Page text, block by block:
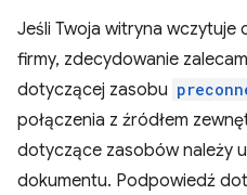
Jeśli Twoja witryna wczytuje
firmy, zdecydowanie
dotyczącej zasobu
połączenia z źródłem
dotyczące zasobów należy
dokumentu. Podpowiedź